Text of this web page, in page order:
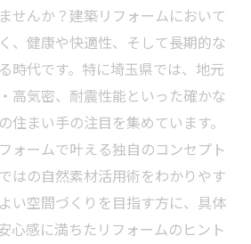
せんか？建築リフォームにおいて
、健康や快適性、そして長期的な
時代です。特に埼玉県では、地元
高気密、耐震性能といった確かな
住まい手の注目を集めています。
ォームで叶える独自のコンセプト
はの自然素材活用術をわかりやす
い空間づくりを目指す方に、具体
心感に満ちたリフォームのヒント